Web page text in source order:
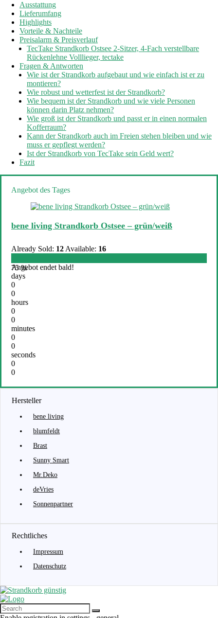
Ausstattung
Lieferumfang
Highlights
Vorteile & Nachteile
Preisalarm & Preisverlauf
TecTake Strandkorb Ostsee 2-Sitzer, 4-Fach verstellbare
Rückenlehne Volllieger, tectake
Fragen & Antworten
Wie ist der Strandkorb aufgebaut und wie einfach ist er zu
montieren?
Wie robust und wetterfest ist der Strandkorb?
Wie bequem ist der Strandkorb und wie viele Personen
können darin Platz nehmen?
Wie groß ist der Strandkorb und passt er in einen normalen
Kofferraum?
Kann der Strandkorb auch im Freien stehen bleiben und wie
muss er gepflegt werden?
Ist der Strandkorb von TecTake sein Geld wert?
Fazit
Angebot des Tages
bene living Strandkorb Ostsee – grün/weiß
Already Sold: 12 Available: 16
75 %
Angebot endet bald!
days
0
0
hours
0
0
minutes
0
0
seconds
0
0
Hersteller
bene living
blumfeldt
Brast
Sunny Smart
Mr.Deko
deVries
Sonnenpartner
Rechtliches
Impressum
Datenschutz